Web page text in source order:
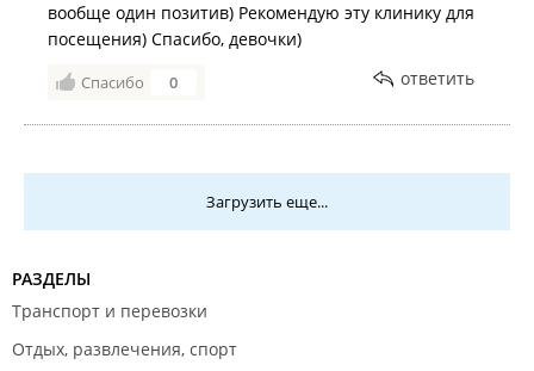
вообще один позитив) Рекомендую эту клинику для
посещения) Спасибо, девочки)
Спасибо 0 ответить
Загрузить еще...
РАЗДЕЛЫ
Транспорт и перевозки
Отдых, развлечения, спорт